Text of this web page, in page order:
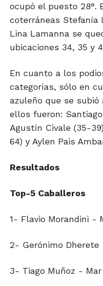
ocupó el puesto 28°.
coterráneas Stefanía
Lina Lamanna se
ubicaciones 34, 35 y
En cuanto a los
categorías, sólo en
azuleño que se
ellos fueron: Santiago
Agustín Civale (35-
64) y Aylen Pais
Resultados
Top-5 Caballeros
1- Flavio Morandini -
2- Gerónimo Dherete
3- Tiago Muñoz -